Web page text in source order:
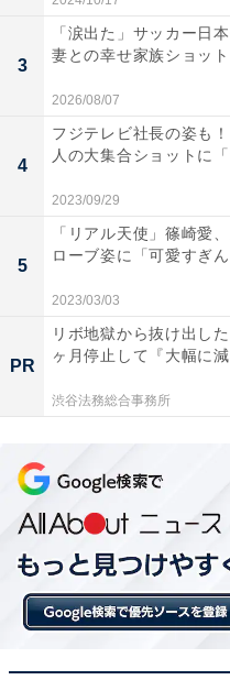
3
「涙出た」サッカー日
妻との幸せ家族ショッ
2026/08/07
4
フジテレビ社長の姿も
人の大集合ショットに
2023/09/29
5
「リアル天使」篠崎愛
ローブ姿に「可愛すぎ
2023/03/03
PR
リボ地獄から抜け出し
ヶ月停止して『大幅に
渋谷法務総合事務所